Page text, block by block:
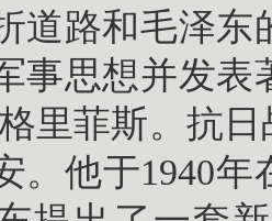
道路和毛泽
事思想并发
格里菲斯。抗
。他于1940